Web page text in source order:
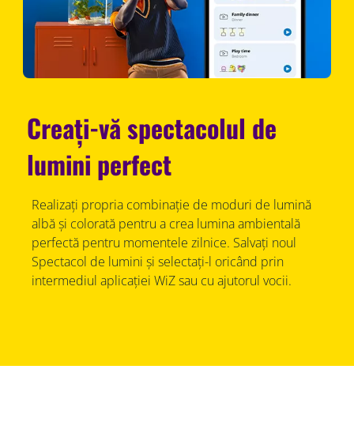
Creați-vă spectacolul de
lumini perfect
Realizați propria combinație de moduri de lumină
albă și colorată pentru a crea lumina ambientală
perfectă pentru momentele zilnice. Salvați noul
Spectacol de lumini și selectați-l oricând prin
intermediul aplicației WiZ sau cu ajutorul vocii.